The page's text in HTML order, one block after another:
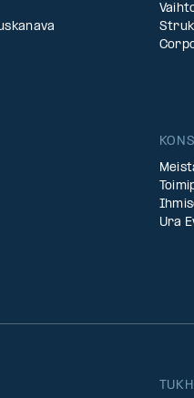
Ura